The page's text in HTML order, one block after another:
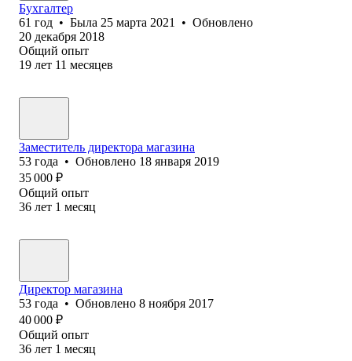
Бухгалтер
61 год • Была 25 марта 2021 • Обновлено
20 декабря 2018
Общий опыт
19 лет 11 месяцев
Заместитель директора магазина
53 года • Обновлено 18 января 2019
35 000 ₽
Общий опыт
36 лет 1 месяц
Директор магазина
53 года • Обновлено 8 ноября 2017
40 000 ₽
Общий опыт
36 лет 1 месяц